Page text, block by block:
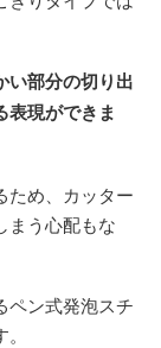
い部分の切り出
表現ができま
ため、カッター
まう心配もな
ペン式発泡スチ